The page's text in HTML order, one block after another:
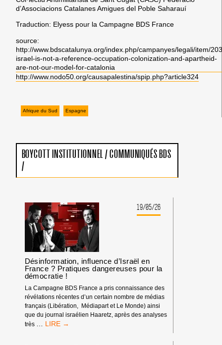
d’Associacions Catalanes Amigues del Poble Saharauí
Traduction: Elyess pour la Campagne BDS France
source:
http://www.bdscatalunya.org/index.php/campanyes/legali/item/
israel-is-not-a-reference-occupation-colonization-and-apartheid-
are-not-our-model-for-catalonia
http://www.nodo50.org/causapalestina/spip.php?article324
Afrique du Sud Espagne
BOYCOTT INSTITUTIONNEL/COMMUNIQUÉS BDS
/
19/05/26
Désinformation, influence d’Israël en
France ? Pratiques dangereuses pour la
démocratie !
La Campagne BDS France a pris connaissance des
révélations récentes d’un certain nombre de médias
français (Libération, Médiapart et Le Monde) ainsi
que du journal israélien Haaretz, après des analyses
très
DÉSINFORMATION,